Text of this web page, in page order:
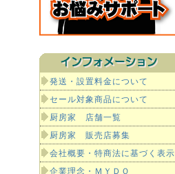
発送・設置料金について
セール対象商品について
厨房家 店舗一覧
厨房家 販売店募集
会社概要・特商法に基づく表示
企業理念・ＭＹＤＯ